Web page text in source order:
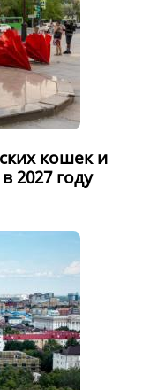
кошек и
2027 году